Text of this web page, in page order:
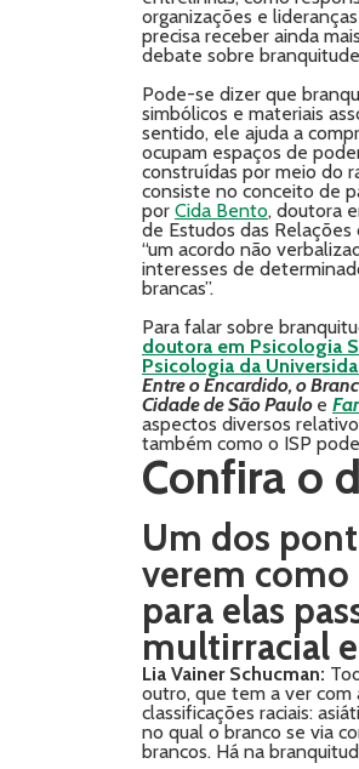
organizações e
precisa receber ainda
debate sobre
Pode-se dizer que
simbólicos e materiais
sentido, ele ajuda a
ocupam espaços de
construídas por meio do
consiste no conceito de
por Cida Bento, doutora
de Estudos das
“um acordo não
interesses de
brancas”.
Para falar sobre
doutora em Psicologia
Psicologia da
Entre o Encardido, o
Cidade de São Paulo e
aspectos diversos
também como o ISP
Confira o
Um dos
verem como
para elas
multirracial
Lia Vainer Schucman:
outro, que tem a ver com
classificações raciais:
no qual o branco se via
brancos. Há na